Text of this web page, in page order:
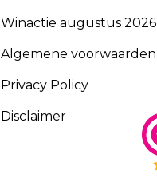
Winactie augustus 2026
Algemene voorwaarden
Privacy Policy
Disclaimer